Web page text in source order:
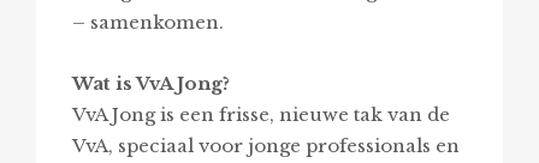
– samenkomen.
Wat is VvA Jong?
VvA Jong is een frisse, nieuwe tak van de
VvA, speciaal voor jonge professionals en